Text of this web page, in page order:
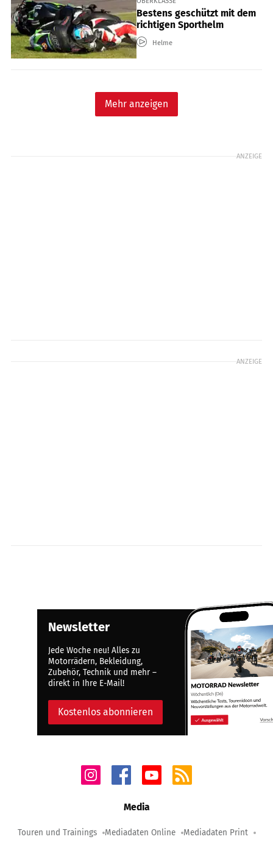
Bestens geschützt mit dem
richtigen Sporthelm
Helme
Mehr anzeigen
ANZEIGE
ANZEIGE
Newsletter
Jede Woche neu! Alles zu
Motorrädern, Bekleidung,
Zubehör, Technik und mehr –
direkt in Ihre E-Mail!
Kostenlos abonnieren
Media
Touren und Trainings Mediadaten Online Mediadaten Print